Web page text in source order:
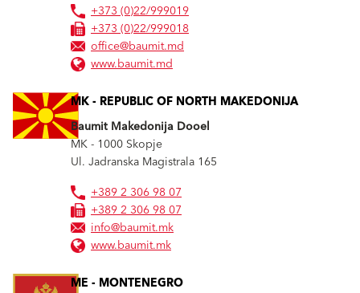
+373 (0)22/999019
+373 (0)22/999018
office@baumit.md
www.baumit.md
MK - REPUBLIC OF NORTH MAKEDONIJA
Baumit Makedonija Dooel
MK - 1000 Skopje
Ul. Jadranska Magistrala 165
+389 2 306 98 07
+389 2 306 98 07
info@baumit.mk
www.baumit.mk
ME - MONTENEGRO